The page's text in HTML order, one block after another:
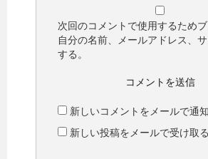
次回のコメントで使用するため
自分の名前、メールアドレス、
する。
新しいコメントをメールで通知
新しい投稿をメールで受け取る